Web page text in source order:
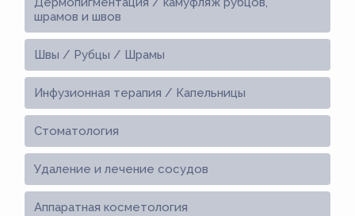
шрамов и швов
Швы / Рубцы / Шрамы
Инфузионная терапия / Капельницы
Стоматология
Удаление и лечение сосудов
Аппаратная косметология